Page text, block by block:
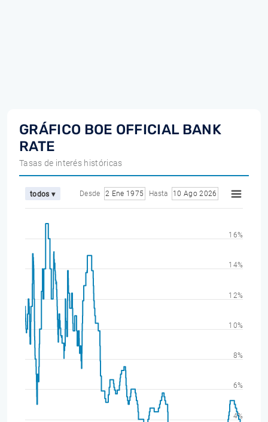
GRÁFICO BOE OFFICIAL BANK
RATE
Tasas de interés históricas
todos ▾ Desde 2 Ene 1975 Hasta 10 Ago 2026
4%
6%
8%
10%
12%
14%
16%